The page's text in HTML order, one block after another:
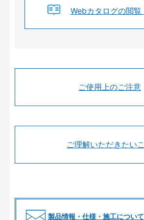
Webカタログの閲覧
ご使用上のご注意
ご理解いただきたい
製品情報・仕様・施工について